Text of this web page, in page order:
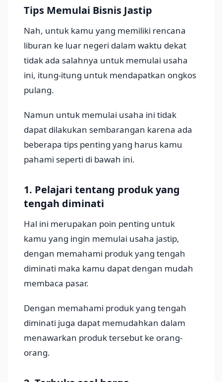
Tips Memulai Bisnis Jastip
Nah, untuk kamu yang memiliki rencana
liburan ke luar negeri dalam waktu dekat
tidak ada salahnya untuk memulai usaha
ini, itung-itung untuk mendapatkan ongkos
pulang.
Namun untuk memulai usaha ini tidak
dapat dilakukan sembarangan karena ada
beberapa tips penting yang harus kamu
pahami seperti di bawah ini.
1. Pelajari tentang produk yang
tengah diminati
Hal ini merupakan poin penting untuk
kamu yang ingin memulai usaha jastip,
dengan memahami produk yang tengah
diminati maka kamu dapat dengan mudah
membaca pasar.
Dengan memahami produk yang tengah
diminati juga dapat memudahkan dalam
menawarkan produk tersebut ke orang-
orang.